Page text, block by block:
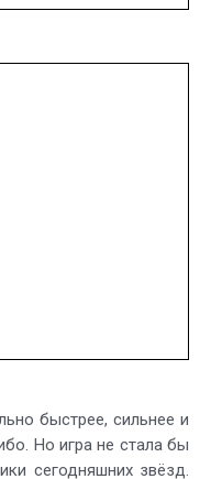
быстрее, сильнее и
Но игра не стала бы
сегодняшних звёзд.